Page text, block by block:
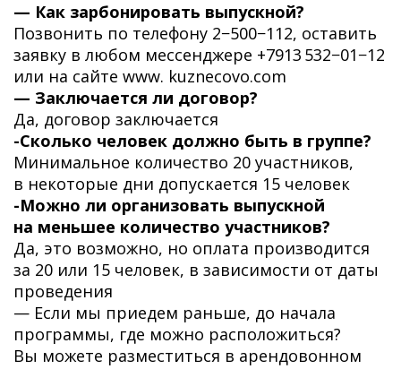
— Как зарбонировать выпускной?
Позвонить по телефону 2−500−112, оставить
заявку в любом мессенджере +7913 532−01−12
или на сайте www. kuznecovo.com
— Заключается ли договор?
Да, договор заключается
-Сколько человек должно быть в группе?
Минимальное количество 20 участников,
в некоторые дни допускается 15 человек
-Можно ли организовать выпускной
на меньшее количество участников?
Да, это возможно, но оплата производится
за 20 или 15 человек, в зависимости от даты
проведения
— Если мы приедем раньше, до начала
программы, где можно расположиться?
Вы можете разместиться в арендовонном